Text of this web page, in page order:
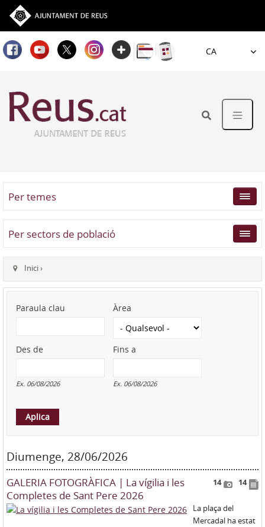
Idioma
Per temes
Per sectors de població
Inici›
Paraula clau Àrea
Des de
Ex. 06/08/2026
Fins a
Ex. 06/08/2026
Diumenge, 28/06/2026
14 14
GALERIA FOTOGRÀFICA | La vígilia i les
Completes de Sant Pere 2026
La plaça del
Mercadal ha estat